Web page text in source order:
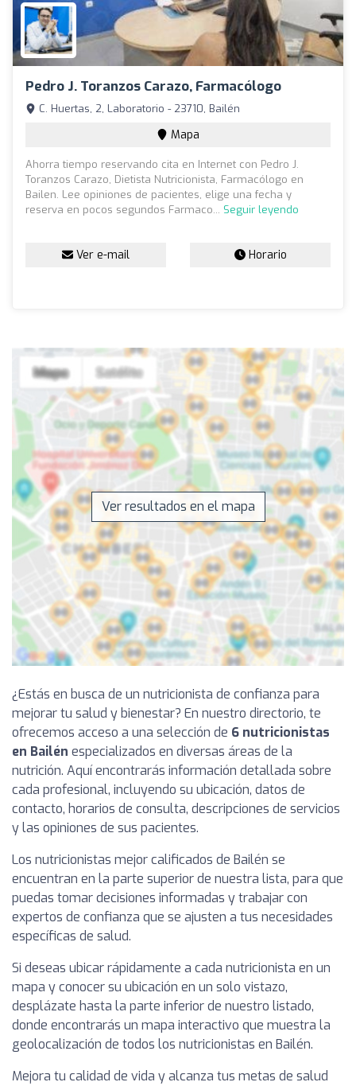
Pedro J. Toranzos Carazo, Farmacólogo
C. Huertas, 2, Laboratorio - 23710, Bailén
Mapa
Ahorra tiempo reservando cita en Internet con Pedro J.
Toranzos Carazo, Dietista Nutricionista, Farmacólogo en
Bailen. Lee opiniones de pacientes, elige una fecha y
reserva en pocos segundos Farmaco... Seguir leyendo
Ver e-mail Horario
Ver resultados en el mapa
¿Estás en busca de un nutricionista de confianza para
mejorar tu salud y bienestar? En nuestro directorio, te
ofrecemos acceso a una selección de 6 nutricionistas
en Bailén especializados en diversas áreas de la
nutrición. Aquí encontrarás información detallada sobre
cada profesional, incluyendo su ubicación, datos de
contacto, horarios de consulta, descripciones de servicios
y las opiniones de sus pacientes.
Los nutricionistas mejor calificados de Bailén se
encuentran en la parte superior de nuestra lista, para que
puedas tomar decisiones informadas y trabajar con
expertos de confianza que se ajusten a tus necesidades
específicas de salud.
Si deseas ubicar rápidamente a cada nutricionista en un
mapa y conocer su ubicación en un solo vistazo,
desplázate hasta la parte inferior de nuestro listado,
donde encontrarás un mapa interactivo que muestra la
geolocalización de todos los nutricionistas en Bailén.
Mejora tu calidad de vida y alcanza tus metas de salud